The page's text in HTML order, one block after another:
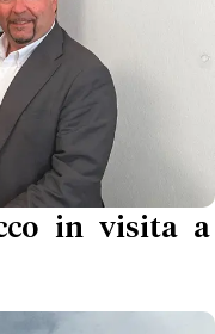
in visita a